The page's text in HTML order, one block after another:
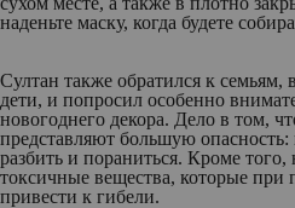
наденьте маску, когда будете
Султан также обратился к семьям,
дети, и попросил особенно
новогоднего декора. Дело в том,
представляют большую
разбить и пораниться. Кроме
токсичные вещества, которые при
привести к гибели.